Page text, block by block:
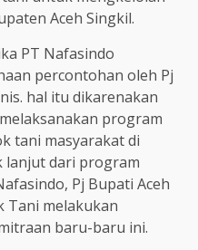
Aceh Singkil.
PT Nafasindo
percontohan oleh Pj
hal itu dikarenakan
program
tani masyarakat di
lanjut dari program
Pj Bupati Aceh
Tani melakukan
baru-baru ini.